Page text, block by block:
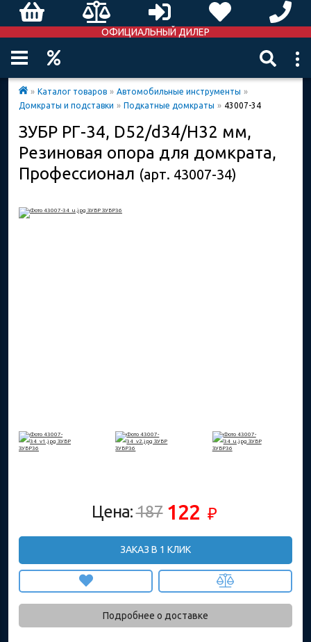
ОФИЦИАЛЬНЫЙ ДИЛЕР
» Каталог товаров » Автомобильные инструменты »
Домкраты и подставки » Подкатные домкраты » 43007-34
ЗУБР РГ-34, D52/d34/H32 мм,
Резиновая опора для домкрата,
Профессионал (арт. 43007-34)
Цена:187 122 ₽
ЗАКАЗ В 1 КЛИК
Подробнее о доставке